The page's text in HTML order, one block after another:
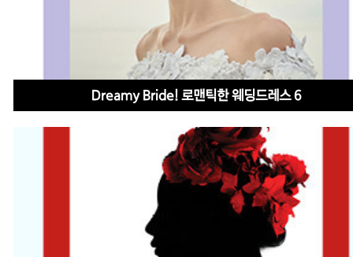
Dreamy Bride! 로맨틱한 웨딩드레스 6